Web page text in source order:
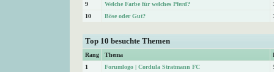
9
Welche Farbe für welches Pferd?
10
Böse oder Gut?
Top 10 besuchte Themen
Rang Thema
1
Forumlogo | Cordula Stratmann FC